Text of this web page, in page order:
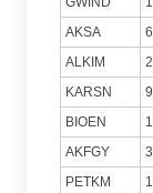
AKSA
ALKIM
KARSN
BIOEN
AKFGY
PETKM